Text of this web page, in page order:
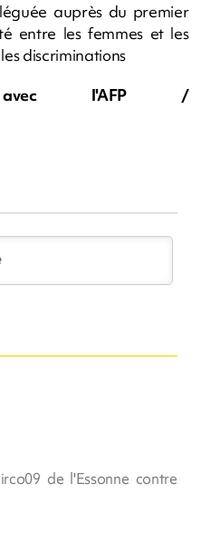
auprès du premier
entre les femmes et les
discriminations
avec l'AFP /
de l'Essonne contre